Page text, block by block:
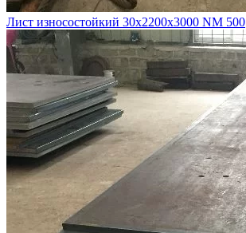
Лист износостойкий 30х2200х3000 NM 500